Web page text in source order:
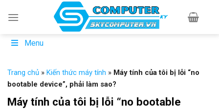
Menu
Trang chủ » Kiến thức máy tính » Máy tính của tôi bị lỗi “no
bootable device”, phải làm sao?
Máy tính của tôi bị lỗi “no bootable